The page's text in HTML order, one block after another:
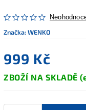
Značka:WENKO
999 Kč
ZBOŽÍ NA SKLADĚ